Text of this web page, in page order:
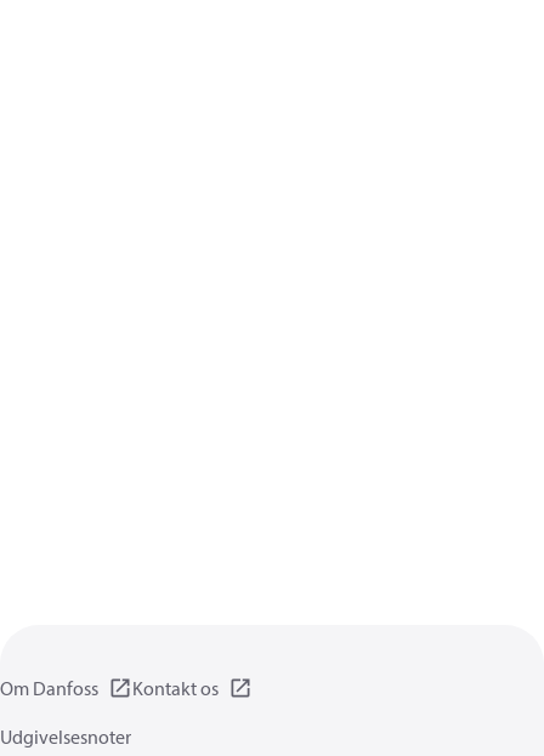
Om Danfoss
Kontakt os
Udgivelsesnoter